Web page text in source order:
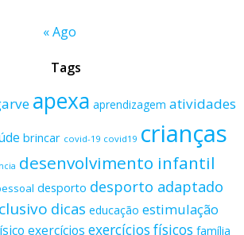
« Ago
Tags
apexa aprendizagem atividades
brincar covid-19 covid19 crianças
desenvolvimento infantil
desporto desporto adaptado
dicas educação estimulação
exercícios exercícios físicos família